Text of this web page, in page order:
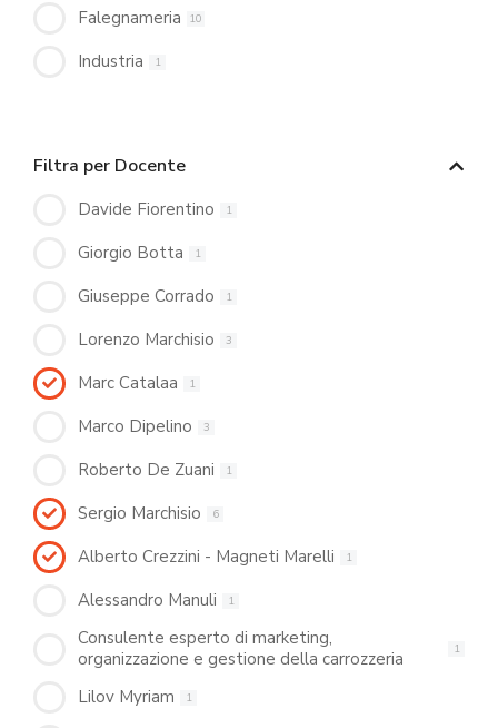
Falegnameria 10
Industria 1
Filtra per Docente
Davide Fiorentino 1
Giorgio Botta 1
Giuseppe Corrado 1
Lorenzo Marchisio 3
Marc Catalaa 1
Marco Dipelino 3
Roberto De Zuani 1
Sergio Marchisio 6
Alberto Crezzini - Magneti Marelli 1
Alessandro Manuli 1
Consulente esperto di marketing,
organizzazione e gestione della carrozzeria
1
Lilov Myriam 1